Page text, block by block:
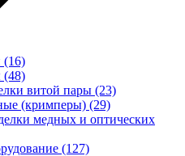
(16)
(48)
витой пары (23)
(кримперы) (29)
медных и оптических
(127)